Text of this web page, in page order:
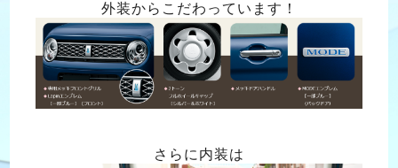
外装からこだわっています！
さらに内装は